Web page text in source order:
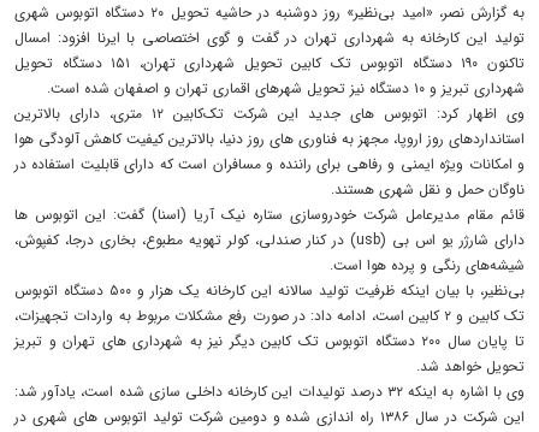
به گزارش نصر، «امید بی‌نظیر» روز دوشنبه در حاشیه تحویل ۲۰ دستگاه اتوبوس شهری
تولید این کارخانه به شهرداری تهران در گفت و گوی اختصاصی با ایرنا افزود: امسال
تاکنون ۱۹۰ دستگاه اتوبوس تک کابین تحویل شهرداری تهران، ۱۵۱ دستگاه تحویل
شهرداری تبریز و ۱۰ دستگاه نیز تحویل شهرهای اقماری تهران و اصفهان شده است.
وی اظهار کرد: اتوبوس های جدید این شرکت تک‌کابین ۱۲ متری، دارای بالاترین
استانداردهای روز اروپا، مجهز به فناوری های روز دنیا، بالاترین کیفیت کاهش آلودگی هوا
و امکانات ویژه ایمنی و رفاهی برای راننده و مسافران است که دارای قابلیت استفاده در
ناوگان حمل و نقل شهری هستند.
قائم مقام مدیرعامل شرکت خودروسازی ستاره نیک آریا (اسنا) گفت: این اتوبوس ها
دارای شارژر یو اس بی (usb) در کنار صندلی، کولر تهویه مطبوع، بخاری درجا، کفپوش،
شیشه‌های رنگی و پرده هوا است.
بی‌نظیر، با بیان اینکه ظرفیت تولید سالانه این کارخانه یک هزار و ۵۰۰ دستگاه اتوبوس
تک کابین و ۲ کابین است، ادامه داد: در صورت رفع مشکلات مربوط به واردات تجهیزات،
تا پایان سال ۲۰۰ دستگاه اتوبوس تک کابین دیگر نیز به شهرداری های تهران و تبریز
تحویل خواهد شد.
وی با اشاره به اینکه ۳۲ درصد تولیدات این کارخانه داخلی سازی شده است، یادآور شد:
این شرکت در سال ۱۳۸۶ راه اندازی شده و دومین شرکت تولید اتوبوس های شهری در